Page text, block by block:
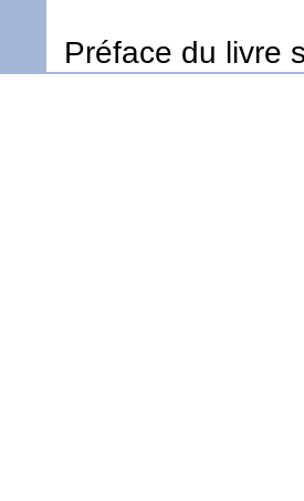
Préface du livre